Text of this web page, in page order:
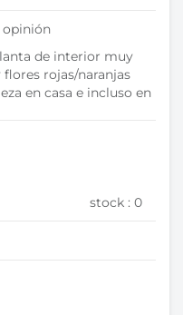
de interior muy
rojas/naranjas
en casa e incluso en
stock : 0